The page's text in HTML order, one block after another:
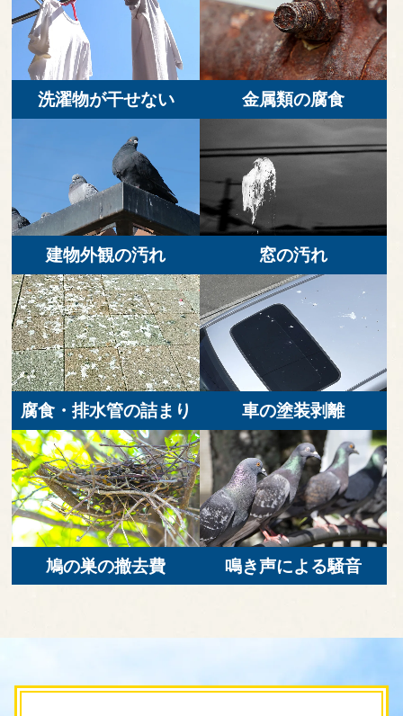
金属類の腐食
洗濯物が干せない
窓の汚れ
建物外観の汚れ
車の塗装剥離
腐食・排水管の詰まり
鳴き声による騒音
鳩の巣の撤去費